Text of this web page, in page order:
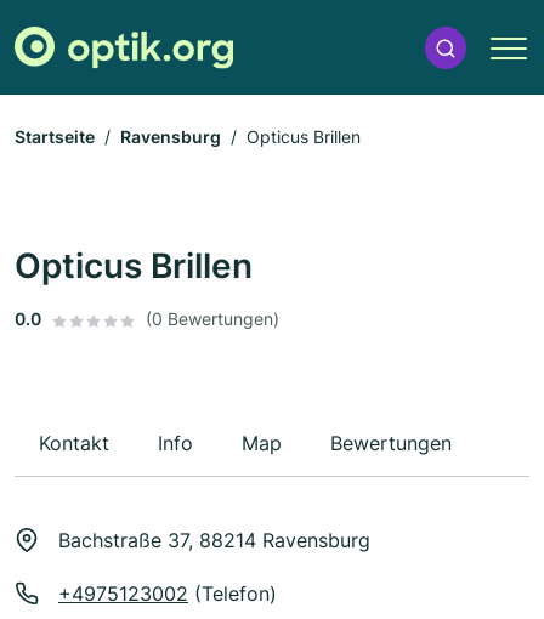
Startseite Ravensburg Opticus Brillen
Opticus Brillen
0.0 (0 Bewertungen)
Kontakt Info Map Bewertungen
Bachstraße 37, 88214 Ravensburg
+4975123002 (Telefon)